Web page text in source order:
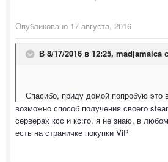
Опубликовано 17 августа, 2016
В 8/17/2016 в 12:25, madjamaica
Спасибо, приду домой попробую это
возможно способ получения своего
серверах ксс и кс:го, я не знаю, в
есть на страничке покупки ViP